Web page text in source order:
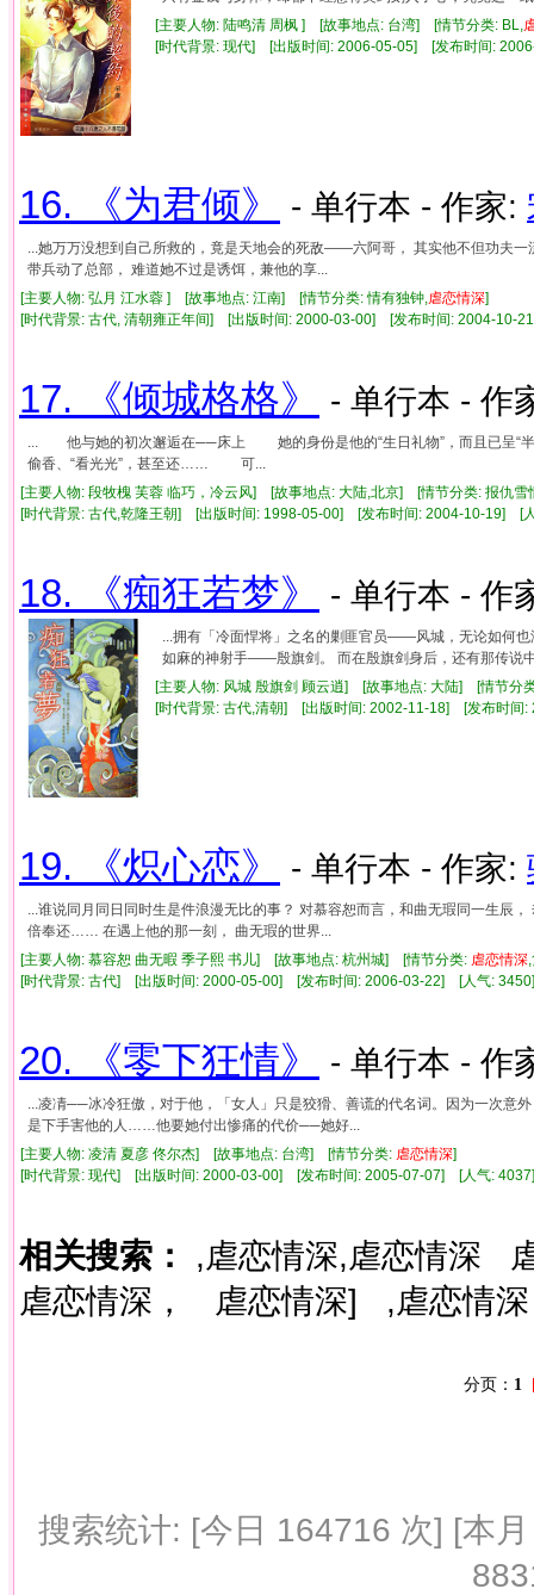
[主要人物: 陆鸣清 周枫 ] [故事地点: 台湾] [情节分类: BL,
[时代背景: 现代] [出版时间: 2006-05-05] [发布时间:
16. 《为君倾》 - 单行本 - 作家:
...她万万没想到自己所救的，竟是天地会的死敌——六阿哥， 其实他不但功夫
带兵动了总部， 难道她不过是诱饵，兼他的享...
[主要人物: 弘月 江水蓉 ] [故事地点: 江南] [情节分类: 情有独钟, 虐恋情深]
[时代背景: 古代, 清朝雍正年间] [出版时间: 2000-03-00] [发布时间: 2004-
17. 《倾城格格》 - 单行本 - 作
... 他与她的初次邂逅在──床上 她的身份是他的“生日礼物”，而且已
偷香、“看光光”，甚至还…… 可...
[主要人物: 段牧槐 芙蓉 临巧，冷云风] [故事地点: 大陆,北京] [情节分类: 报仇雪
[时代背景: 古代,乾隆王朝] [出版时间: 1998-05-00] [发布时间: 2004-10-19] [
18. 《痴狂若梦》 - 单行本 - 作
...拥有「冷面悍将」之名的剿匪官员——风城，无论如何
如麻的神射手——殷旗剑。 而在殷旗剑身后，还有那传说
[主要人物: 风城 殷旗剑 顾云逍] [故事地点: 大陆] [情节分
[时代背景: 古代,清朝] [出版时间: 2002-11-18] [发布时
19. 《炽心恋》 - 单行本 - 作家:
...谁说同月同日同时生是件浪漫无比的事？ 对慕容恕而言，和曲无瑕同一生辰
倍奉还…… 在遇上他的那一刻， 曲无瑕的世界...
[主要人物: 慕容恕 曲无暇 季子熙 书儿] [故事地点: 杭州城] [情节分类: 虐恋情深
[时代背景: 古代] [出版时间: 2000-05-00] [发布时间: 2006-03-22] [人气:
20. 《零下狂情》 - 单行本 - 作
...凌凊──冰冷狂傲，对于他，「女人」只是狡猾、善谎的代名词。因为一次
是下手害他的人……他要她付出惨痛的代价──她好...
[主要人物: 凌清 夏彦 佟尔杰] [故事地点: 台湾] [情节分类: 虐恋情深]
[时代背景: 现代] [出版时间: 2000-03-00] [发布时间: 2005-07-07] [人气:
相关搜索： ,虐恋情深,虐恋情深
虐恋情深，
虐恋情深] ,虐恋情深
分页： 1
搜索统计: [今日 164716 次] [本